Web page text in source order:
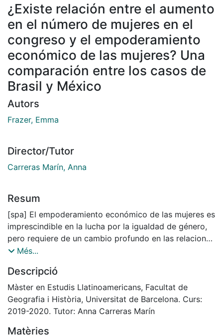
¿Existe relación entre el aumento
en el número de mujeres en el
congreso y el empoderamiento
económico de las mujeres? Una
comparación entre los casos de
Brasil y México
Autors
Frazer, Emma
Director/Tutor
Carreras Marín, Anna
Resum
[spa] El empoderamiento económico de las mujeres es
imprescindible en la lucha por la igualdad de género,
pero requiere de un cambio profundo en las relaciones
de la subordinación de la mujer. En esta investigación,
mujeres en el congreso en relación con la legislación
aprobada, y explora la diferencia entre la proporción
de mujeres de masa crítica y las acciones individuales.
Otra rama del estudio explora las barreras que
económicas. Para ello, se utilizan las aportaciones de
Més...
Descripció
Màster en Estudis Llatinoamericans, Facultat de
Geografia i Història, Universitat de Barcelona. Curs:
2019-2020. Tutor: Anna Carreras Marín
Matèries